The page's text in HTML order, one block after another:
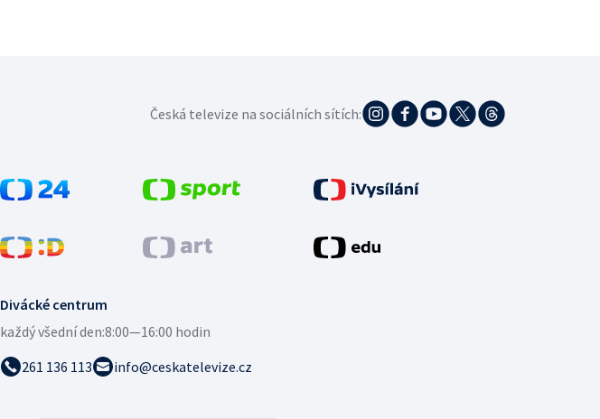
Divácké centrum
každý všední den:8:00—16:00 hodin
261 136 113
info@ceskatelevize.cz
Česká televize na sociálních sítích: